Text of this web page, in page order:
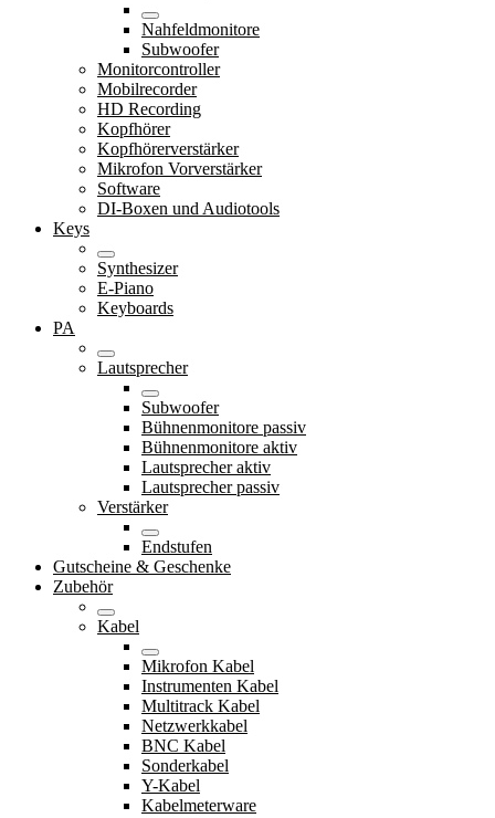
Nahfeldmonitore
Subwoofer
Monitorcontroller
Mobilrecorder
HD Recording
Kopfhörer
Kopfhörerverstärker
Mikrofon Vorverstärker
Software
DI-Boxen und Audiotools
Keys
Synthesizer
E-Piano
Keyboards
PA
Lautsprecher
Subwoofer
Bühnenmonitore passiv
Bühnenmonitore aktiv
Lautsprecher aktiv
Lautsprecher passiv
Verstärker
Endstufen
Gutscheine & Geschenke
Zubehör
Kabel
Mikrofon Kabel
Instrumenten Kabel
Multitrack Kabel
Netzwerkkabel
BNC Kabel
Sonderkabel
Y-Kabel
Kabelmeterware